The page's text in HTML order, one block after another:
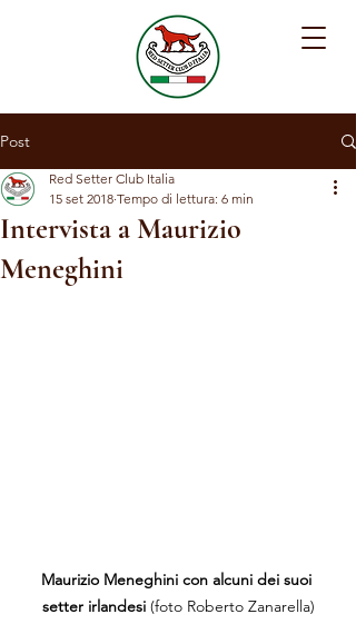
Post
Intervista a Maurizio
Meneghini
Red Setter Club Italia
15 set 2018 Tempo di lettura: 6 min
Maurizio Meneghini con alcuni dei suoi
setter irlandesi (foto Roberto Zanarella)